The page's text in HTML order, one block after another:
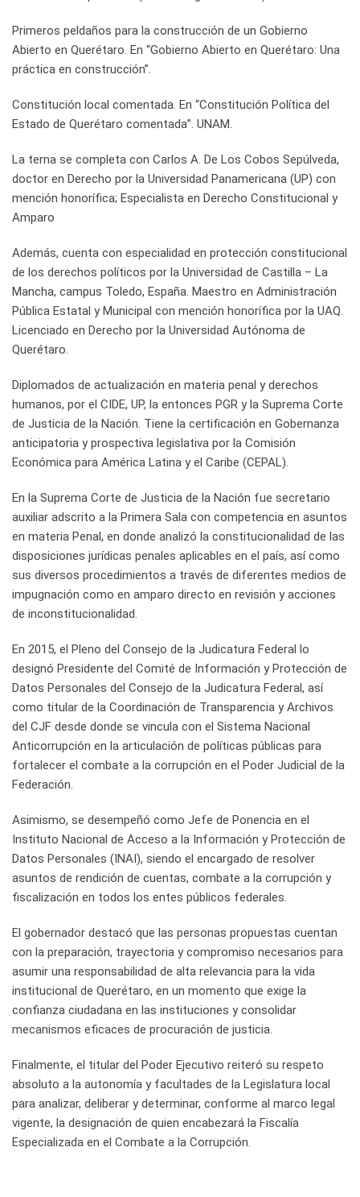
Primeros peldaños para la construcción de un Gobierno
Abierto en Querétaro. En “Gobierno Abierto en Querétaro: Una
práctica en construcción”.
Constitución local comentada. En “Constitución Política del
Estado de Querétaro comentada”. UNAM.
La terna se completa con Carlos A. De Los Cobos Sepúlveda,
doctor en Derecho por la Universidad Panamericana (UP) con
mención honorífica; Especialista en Derecho Constitucional y
Amparo
Además, cuenta con especialidad en protección constitucional
de los derechos políticos por la Universidad de Castilla – La
Mancha, campus Toledo, España. Maestro en Administración
Pública Estatal y Municipal con mención honorífica por la UAQ.
Licenciado en Derecho por la Universidad Autónoma de
Querétaro.
Diplomados de actualización en materia penal y derechos
humanos, por el CIDE, UP, la entonces PGR y la Suprema Corte
de Justicia de la Nación. Tiene la certificación en Gobernanza
anticipatoria y prospectiva legislativa por la Comisión
Económica para América Latina y el Caribe (CEPAL).
En la Suprema Corte de Justicia de la Nación fue secretario
auxiliar adscrito a la Primera Sala con competencia en asuntos
en materia Penal, en donde analizó la constitucionalidad de las
disposiciones jurídicas penales aplicables en el país, así como
sus diversos procedimientos a través de diferentes medios de
impugnación como en amparo directo en revisión y acciones
de inconstitucionalidad.
En 2015, el Pleno del Consejo de la Judicatura Federal lo
designó Presidente del Comité de Información y Protección de
Datos Personales del Consejo de la Judicatura Federal, así
como titular de la Coordinación de Transparencia y Archivos
del CJF desde donde se vincula con el Sistema Nacional
Anticorrupción en la articulación de políticas públicas para
fortalecer el combate a la corrupción en el Poder Judicial de la
Federación.
Asimismo, se desempeñó como Jefe de Ponencia en el
Instituto Nacional de Acceso a la Información y Protección de
Datos Personales (INAI), siendo el encargado de resolver
asuntos de rendición de cuentas, combate a la corrupción y
fiscalización en todos los entes públicos federales.
El gobernador destacó que las personas propuestas cuentan
con la preparación, trayectoria y compromiso necesarios para
asumir una responsabilidad de alta relevancia para la vida
institucional de Querétaro, en un momento que exige la
confianza ciudadana en las instituciones y consolidar
mecanismos eficaces de procuración de justicia.
Finalmente, el titular del Poder Ejecutivo reiteró su respeto
absoluto a la autonomía y facultades de la Legislatura local
para analizar, deliberar y determinar, conforme al marco legal
vigente, la designación de quien encabezará la Fiscalía
Especializada en el Combate a la Corrupción.